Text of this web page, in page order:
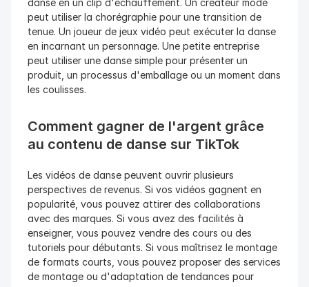
danse en un clip d'échauffement. Un créateur mode
peut utiliser la chorégraphie pour une transition de
tenue. Un joueur de jeux vidéo peut exécuter la danse
en incarnant un personnage. Une petite entreprise
peut utiliser une danse simple pour présenter un
produit, un processus d'emballage ou un moment dans
les coulisses.
Comment gagner de l'argent grâce
au contenu de danse sur TikTok
Les vidéos de danse peuvent ouvrir plusieurs
perspectives de revenus. Si vos vidéos gagnent en
popularité, vous pouvez attirer des collaborations
avec des marques. Si vous avez des facilités à
enseigner, vous pouvez vendre des cours ou des
tutoriels pour débutants. Si vous maîtrisez le montage
de formats courts, vous pouvez proposer des services
de montage ou d'adaptation de tendances pour